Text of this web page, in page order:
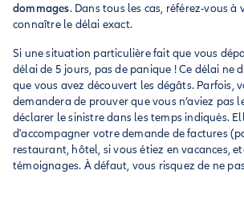
dommages. Dans tous les cas, référez-vous
connaître le délai exact.
Si une situation particulière fait que vous
délai de 5 jours, pas de panique ! Ce délai ne
que vous avez découvert les dégâts. Parfois,
demandera de prouver que vous n’aviez pas
déclarer le sinistre dans les temps indiqués.
d'accompagner votre demande de factures
restaurant, hôtel, si vous étiez en vacances,
témoignages. À défaut, vous risquez de ne